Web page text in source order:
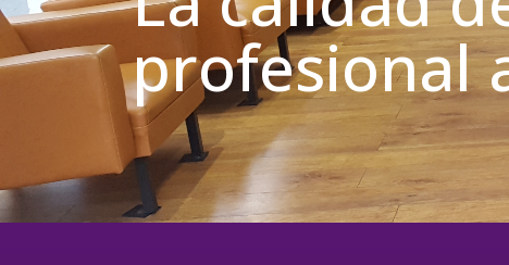
profesional